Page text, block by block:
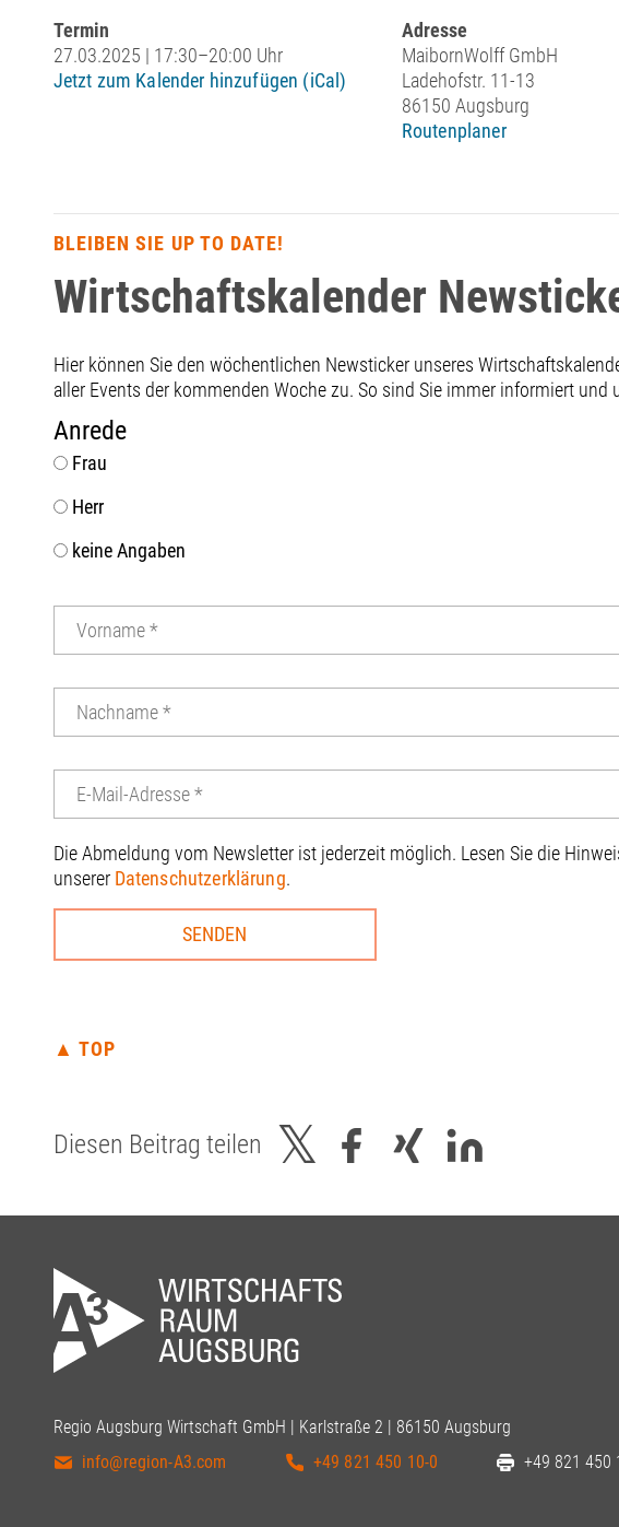
Termin
27.03.2025 | 17:30–20:00 Uhr
Jetzt zum Kalender hinzufügen (iCal)
Adresse
MaibornWolff GmbH
Ladehofstr. 11-13
86150 Augsburg
Routenplaner
BLEIBEN SIE UP TO DATE!
Wirtschaftskalender
Hier können Sie den wöchentlichen Newsticker unseres
aller Events der kommenden Woche zu. So sind Sie immer informiert und
Anrede
Frau
Herr
keine Angaben
Die Abmeldung vom Newsletter ist jederzeit möglich. Lesen Sie die
unserer Datenschutzerklärung.
▲ TOP
Diesen Beitrag teilen
Regio Augsburg Wirtschaft GmbH | Karlstraße 2 | 86150 Augsburg
info@region-A3.com
+49 821 450 10-0 +49 821 450